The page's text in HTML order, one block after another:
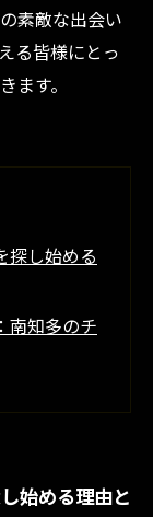
素敵な出会い
る皆様にとっ
ます。
探し始める
南知多のチ
の健康と
始める理由と